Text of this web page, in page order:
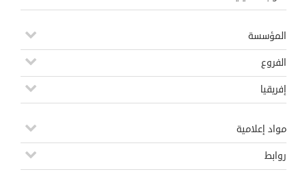
المؤسسة
الفروع
إفريقيا
مواد إعلامية
روابط